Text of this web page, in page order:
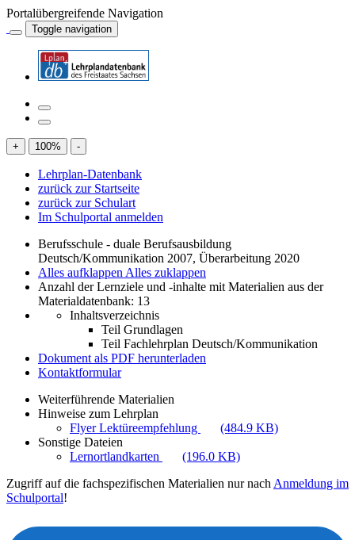
Portalübergreifende Navigation
Toggle navigation
+ 100% -
Lehrplan-Datenbank
zurück zur Startseite
zurück zur Schulart
Im Schulportal anmelden
Berufsschule - duale Berufsausbildung
Deutsch/Kommunikation 2007, Überarbeitung 2020
Alles aufklappen Alles zuklappen
Anzahl der Lernziele und -inhalte mit Materialien aus der
Materialdatenbank: 13
Inhaltsverzeichnis
Teil Grundlagen
Teil Fachlehrplan Deutsch/Kommunikation
Dokument als PDF herunterladen
Kontaktformular
Weiterführende Materialien
Hinweise zum Lehrplan
Flyer Lektüreempfehlung
(484.9 KB)
Sonstige Dateien
Lernortlandkarten
(196.0 KB)
Zugriff auf die fachspezifischen Materialien nur nach Anmeldung im
Schulportal!